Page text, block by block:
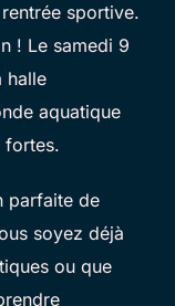
sportive.
! Le samedi 9
halle
aquatique
fortes.
parfaite de
soyez déjà
ou que